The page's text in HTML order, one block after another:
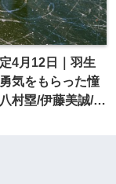
4月12日｜羽生
気をもらった憧
村塁/伊藤美誠/内